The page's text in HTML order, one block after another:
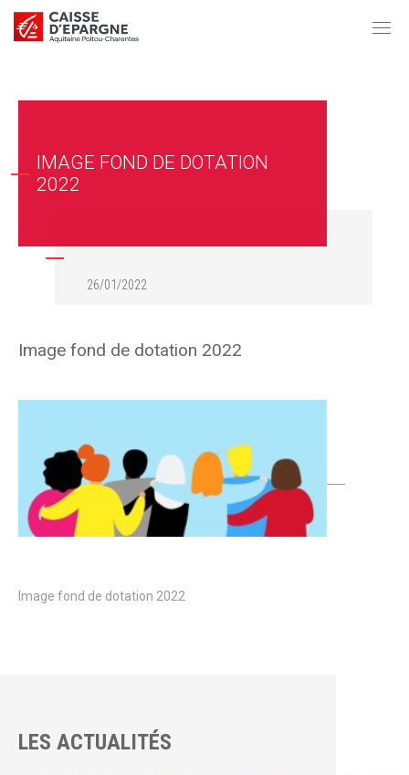
IMAGE FOND DE DOTATION
2022
26/01/2022
Image fond de dotation 2022
Image fond de dotation 2022
LES ACTUALITÉS